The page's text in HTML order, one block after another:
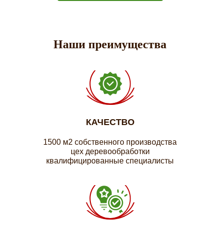
Наши преимущества
КАЧЕСТВО
1500 м2 собственного производства
цех деревообработки
квалифицированные специалисты